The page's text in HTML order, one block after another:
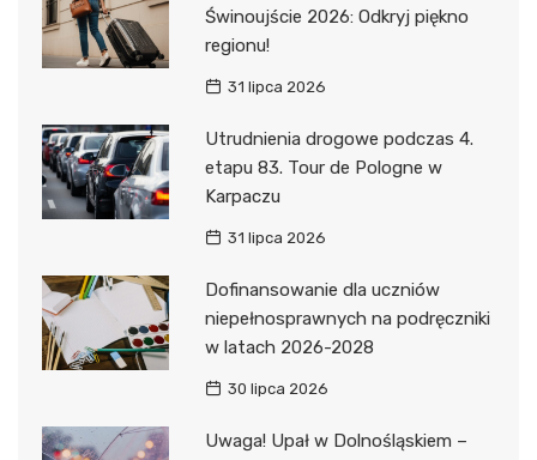
Świnoujście 2026: Odkryj piękno
regionu!
31 lipca 2026
Utrudnienia drogowe podczas 4.
etapu 83. Tour de Pologne w
Karpaczu
31 lipca 2026
Dofinansowanie dla uczniów
niepełnosprawnych na podręczniki
w latach 2026-2028
30 lipca 2026
Uwaga! Upał w Dolnośląskiem –